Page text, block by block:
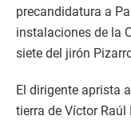
precandidatura a
instalaciones de la
siete del jirón
El dirigente aprista
tierra de Víctor